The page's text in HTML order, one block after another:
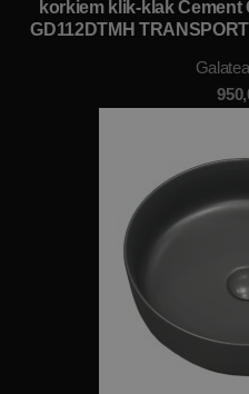
korkiem klik-klak Cement
GD112DTMH